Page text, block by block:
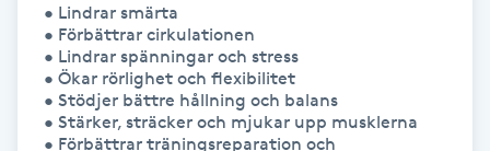
Hårbottenbehandling
Hårförlängning
• Lindrar smärta
• Förbättrar cirkulationen
• Lindrar spänningar och stress
• Ökar rörlighet och flexibilitet
• Stödjer bättre hållning och balans
• Stärker, sträcker och mjukar upp musklerna
• Förbättrar träningsreparation och